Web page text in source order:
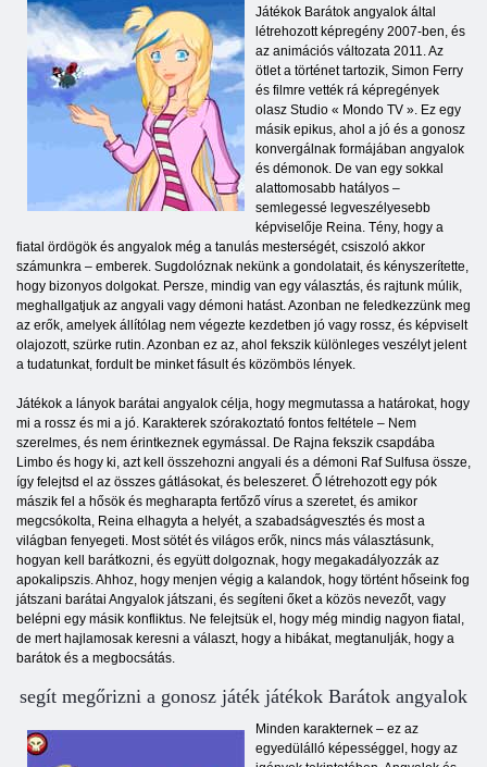
Játékok Barátok angyalok által
létrehozott képregény 2007-ben, és
az animációs változata 2011. Az
ötlet a történet tartozik, Simon Ferry
és filmre vették rá képregények
olasz Studio « Mondo TV ». Ez egy
másik epikus, ahol a jó és a gonosz
konvergálnak formájában angyalok
és démonok. De van egy sokkal
alattomosabb hatályos –
semlegessé legveszélyesebb
képviselője Reina. Tény, hogy a
fiatal ördögök és angyalok még a tanulás mesterségét, csiszoló akkor
számunkra – emberek. Sugdolóznak nekünk a gondolatait, és kényszerítette,
hogy bizonyos dolgokat. Persze, mindig van egy választás, és rajtunk múlik,
meghallgatjuk az angyali vagy démoni hatást. Azonban ne feledkezzünk meg
az erők, amelyek állítólag nem végezte kezdetben jó vagy rossz, és képviselt
olajozott, szürke rutin. Azonban ez az, ahol fekszik különleges veszélyt jelent
a tudatunkat, fordult be minket fásult és közömbös lények.
Játékok a lányok barátai angyalok célja, hogy megmutassa a határokat, hogy
mi a rossz és mi a jó. Karakterek szórakoztató fontos feltétele – Nem
szerelmes, és nem érintkeznek egymással. De Rajna fekszik csapdába
Limbo és hogy ki, azt kell összehozni angyali és a démoni Raf Sulfusa össze,
így felejtsd el az összes gátlásokat, és beleszeret. Ő létrehozott egy pók
mászik fel a hősök és megharapta fertőző vírus a szeretet, és amikor
megcsókolta, Reina elhagyta a helyét, a szabadságvesztés és most a
világban fenyegeti. Most sötét és világos erők, nincs más választásunk,
hogyan kell barátkozni, és együtt dolgoznak, hogy megakadályozzák az
apokalipszis. Ahhoz, hogy menjen végig a kalandok, hogy történt hőseink fog
játszani barátai Angyalok játszani, és segíteni őket a közös nevezőt, vagy
belépni egy másik konfliktus. Ne felejtsük el, hogy még mindig nagyon fiatal,
de mert hajlamosak keresni a választ, hogy a hibákat, megtanulják, hogy a
barátok és a megbocsátás.
segít megőrizni a gonosz játék játékok Barátok angyalok
Minden karakternek – ez az
egyedülálló képességgel, hogy az